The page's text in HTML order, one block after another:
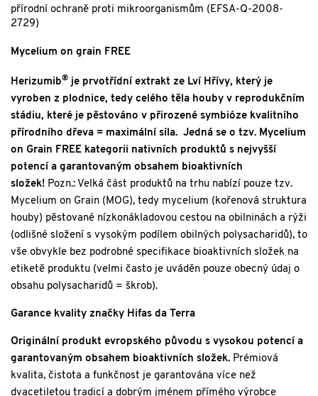
přírodní ochraně proti mikroorganismům (EFSA-Q-2008-
2729)
Mycelium on grain FREE
Herizumib® je prvotřídní extrakt ze Lví Hřívy, který je
vyroben z plodnice, tedy celého těla houby v reprodukčním
stádiu, které je pěstováno v přirozené symbióze kvalitního
přírodního dřeva = maximální síla. Jedná se o tzv. Mycelium
on Grain FREE kategorii nativních produktů s nejvyšší
potencí a garantovaným obsahem bioaktivních
složek! Pozn.: Velká část produktů na trhu nabízí pouze tzv.
Mycelium on Grain (MOG), tedy mycelium (kořenová struktura
houby) pěstované nízkonákladovou cestou na obilninách a rýži
(odlišné složení s vysokým podílem obilných polysacharidů), to
vše obvykle bez podrobné specifikace bioaktivních složek na
etiketě produktu (velmi často je uváděn pouze obecný údaj o
obsahu polysacharidů = škrob).
Garance kvality značky Hifas da Terra
Originální produkt evropského původu s vysokou potencí a
garantovaným obsahem bioaktivních složek. Prémiová
kvalita, čistota a funkčnost je garantována více než
dvacetiletou tradicí a dobrým jménem přímého výrobce